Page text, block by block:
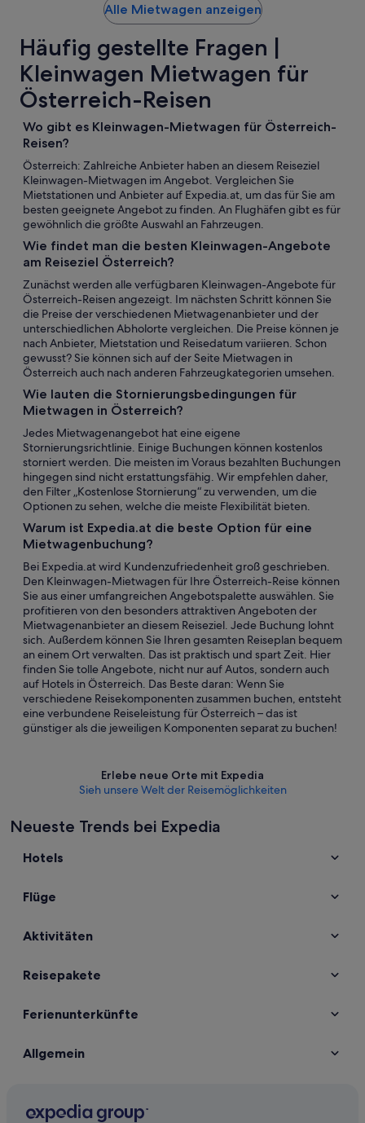
Alle Mietwagen anzeigen
Häufig gestellte Fragen |
Kleinwagen Mietwagen für
Österreich-Reisen
Wo gibt es Kleinwagen-Mietwagen für Österreich-
Reisen?
Österreich: Zahlreiche Anbieter haben an diesem Reiseziel
Kleinwagen-Mietwagen im Angebot. Vergleichen Sie
Mietstationen und Anbieter auf Expedia.at, um das für Sie am
besten geeignete Angebot zu finden. An Flughäfen gibt es für
gewöhnlich die größte Auswahl an Fahrzeugen.
Wie findet man die besten Kleinwagen-Angebote
am Reiseziel Österreich?
Zunächst werden alle verfügbaren Kleinwagen-Angebote für
Österreich-Reisen angezeigt. Im nächsten Schritt können Sie
die Preise der verschiedenen Mietwagenanbieter und der
unterschiedlichen Abholorte vergleichen. Die Preise können je
nach Anbieter, Mietstation und Reisedatum variieren. Schon
gewusst? Sie können sich auf der Seite Mietwagen in
Österreich auch nach anderen Fahrzeugkategorien umsehen.
Wie lauten die Stornierungsbedingungen für
Mietwagen in Österreich?
Jedes Mietwagenangebot hat eine eigene
Stornierungsrichtlinie. Einige Buchungen können kostenlos
storniert werden. Die meisten im Voraus bezahlten Buchungen
hingegen sind nicht erstattungsfähig. Wir empfehlen daher,
den Filter „Kostenlose Stornierung“ zu verwenden, um die
Optionen zu sehen, welche die meiste Flexibilität bieten.
Warum ist Expedia.at die beste Option für eine
Mietwagenbuchung?
Bei Expedia.at wird Kundenzufriedenheit groß geschrieben.
Den Kleinwagen-Mietwagen für Ihre Österreich-Reise können
Sie aus einer umfangreichen Angebotspalette auswählen. Sie
profitieren von den besonders attraktiven Angeboten der
Mietwagenanbieter an diesem Reiseziel. Jede Buchung lohnt
sich. Außerdem können Sie Ihren gesamten Reiseplan bequem
an einem Ort verwalten. Das ist praktisch und spart Zeit. Hier
finden Sie tolle Angebote, nicht nur auf Autos, sondern auch
auf Hotels in Österreich. Das Beste daran: Wenn Sie
verschiedene Reisekomponenten zusammen buchen, entsteht
eine verbundene Reiseleistung für Österreich – das ist
günstiger als die jeweiligen Komponenten separat zu buchen!
Erlebe neue Orte mit Expedia
Sieh unsere Welt der Reisemöglichkeiten
Neueste Trends bei Expedia
Hotels
Flüge
Aktivitäten
Reisepakete
Ferienunterkünfte
Allgemein